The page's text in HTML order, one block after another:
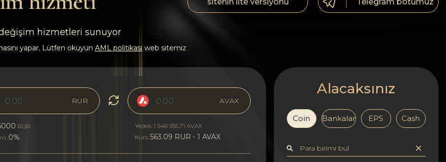
hizmetleri sunuyor
yapar. Lütfen okuyun AML politikası web sitemiz
RUR
RUR
0%
AVAX
Yedek: 1 546 955.71 AVAX
Kurs: 563.09 RUR - 1 AVAX
Alacaksınız
Coin Bankalar EPS Cash